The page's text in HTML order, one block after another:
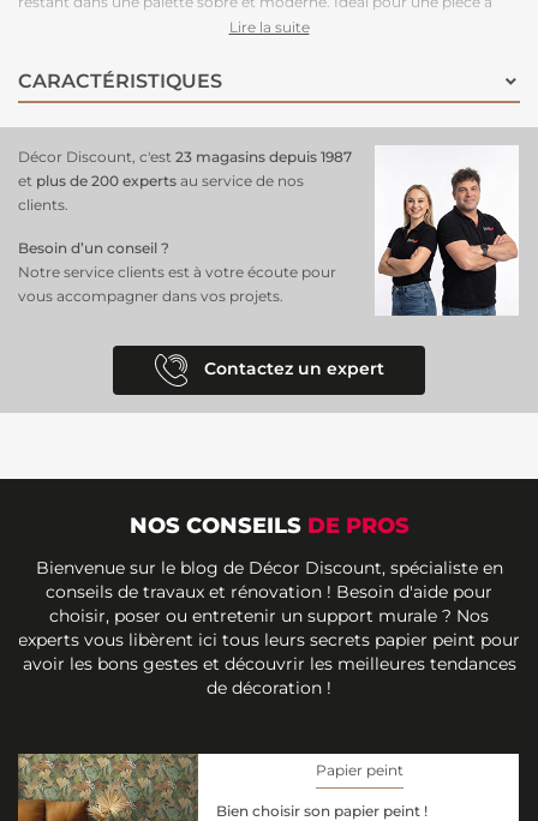
décor mural transforme l’espace
intemporels.
Lire la suite
CARACTÉRISTIQUES
Décor Discount, c'est 23 magasins depuis 1987
et plus de 200 experts au service de nos
clients.
Besoin d’un conseil ?
Notre service clients est à votre écoute pour
vous accompagner dans vos projets.
Contactez un expert
NOS CONSEILS DE PROS
Bienvenue sur le blog de Décor Discount, spécialiste en
conseils de travaux et rénovation ! Besoin d'aide pour
choisir, poser ou entretenir un support murale ? Nos
experts vous libèrent ici tous leurs secrets papier peint pour
avoir les bons gestes et découvrir les meilleures tendances
de décoration !
Papier peint
Bien choisir son papier peint !